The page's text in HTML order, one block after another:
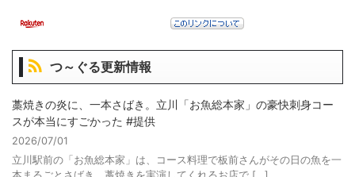
つ～ぐる更新情報
藁焼きの炎に、一本さばき。立川「お魚総本家」の豪快刺身コー
スが本当にすごかった #提供
2026/07/01
立川駅前の「お魚総本家」は、コース料理で板前さんがその日の魚を一